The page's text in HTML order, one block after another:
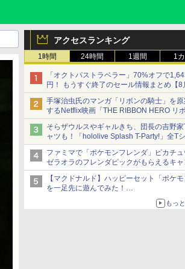
アクセスランキング
1時間 24時間 1週間 1
「オクトパストラベラー」70%オフで
円！ もうすぐ終了のセール情報まとめ【8
更新】
ニンテンドーeショップでは「大神 絶景版
67%オフで990円
手塚治虫氏のマンガ「リボンの騎士」を原
するNetflix映画「THE RIBBON HERO リ
ーロー」本日配信開始
そらザウルスやギャルきち、団長の吉野家
ャツも！「hololive Splash T-Party!」全T
ラインナップ公開＆オンライン販売開始
ファミマで「ポケモンフレンダ」ピカチ
ゼラオラのフレンダピックがもらえるキャ
ーン開催！
【マクドナルド】ハッピーセット「ポケモ
を一足先に遊んでみた！
30周年を記念して30種類のポケモンがおも
もっ